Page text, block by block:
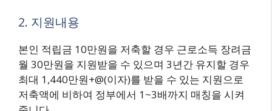
2. 지원내용
본인 적립금 10만원을 저축할 경우 근로소득 장려금
월 30만원을 지원받을 수 있으며 3년간 유지할 경우
최대 1,440만원+@(이자)를 받을 수 있는 지원으로
저축액에 비하여 정부에서 1~3배까지 매칭을 시켜